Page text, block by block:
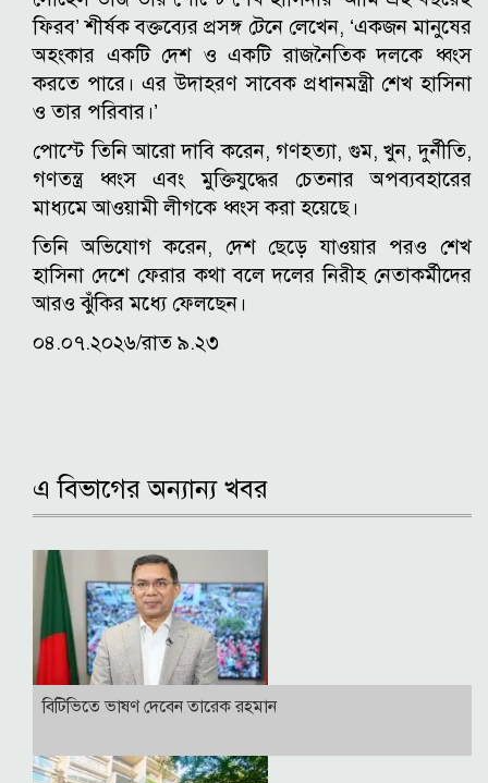
ফিরব’ শীর্ষক বক্তব্যের প্রসঙ্গ টেনে লেখেন, ‘একজন মানুষের
অহংকার একটি দেশ ও একটি রাজনৈতিক দলকে ধ্বংস
করতে পারে। এর উদাহরণ সাবেক প্রধানমন্ত্রী শেখ হাসিনা
ও তার পরিবার।’
পোস্টে তিনি আরো দাবি করেন, গণহত্যা, গুম, খুন, দুর্নীতি,
গণতন্ত্র ধ্বংস এবং মুক্তিযুদ্ধের চেতনার অপব্যবহারের
মাধ্যমে আওয়ামী লীগকে ধ্বংস করা হয়েছে।
তিনি অভিযোগ করেন, দেশ ছেড়ে যাওয়ার পরও শেখ
হাসিনা দেশে ফেরার কথা বলে দলের নিরীহ নেতাকর্মীদের
আরও ঝুঁকির মধ্যে ফেলছেন।
০৪.০৭.২০২৬/রাত ৯.২৩
এ বিভাগের অন্যান্য খবর
বি‌টি‌ভিতে ভাষণ দেবেন তারেক রহমান